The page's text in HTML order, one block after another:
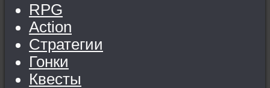
RPG
Action
Стратегии
Гонки
Квесты